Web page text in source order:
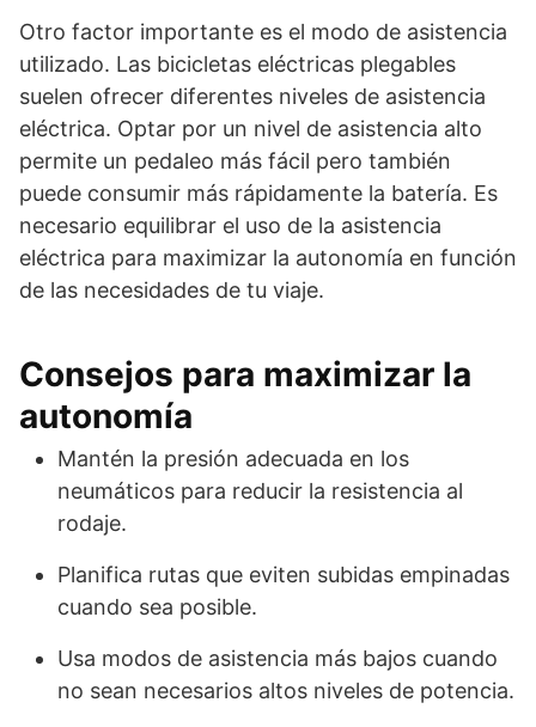
Otro factor importante es el modo de asistencia
utilizado. Las bicicletas eléctricas plegables
suelen ofrecer diferentes niveles de asistencia
eléctrica. Optar por un nivel de asistencia alto
permite un pedaleo más fácil pero también
puede consumir más rápidamente la batería. Es
necesario equilibrar el uso de la asistencia
eléctrica para maximizar la autonomía en función
de las necesidades de tu viaje.
Consejos para maximizar la
autonomía
Mantén la presión adecuada en los
neumáticos para reducir la resistencia al
rodaje.
Planifica rutas que eviten subidas empinadas
cuando sea posible.
Usa modos de asistencia más bajos cuando
no sean necesarios altos niveles de potencia.